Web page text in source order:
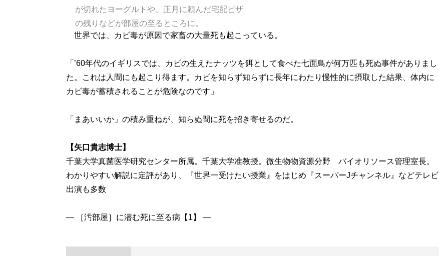
が切れたヨーグルトや、正月に頼んだ宅配ピザ
の残りなどが部屋の至るところに。
世界では、カビ毒が原因で家畜の大量死も起こっている。
「’60年代のイギリスでは、カビの生えたナッツを餌として食べた七面鳥が何万匹も死ぬ事件がありまし
た。これは人間にも起こり得ます。カビを知らず知らずに長年にわたり慢性的に摂取した結果、体内に
カビ毒が蓄積されることが危険なのです」
「まあいいか」の積み重ねが、知らぬ間に死を招き寄せるのだ。
【矢口貴志博士】
千葉大学真菌医学研究センター所属。千葉大学准教授。微生物物資源分野 バイオリソース管理室長。
わかりやすい解説に定評があり、『世界一受けたい授業』をはじめ『スーパーJチャンネル』などテレビ
出演も多数
― ［汚部屋］に潜む死に至る病【1】 ―